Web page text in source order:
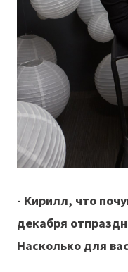
- Кирилл, что
декабря
Насколько для